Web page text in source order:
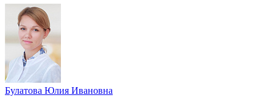
Булатова Юлия Ивановна